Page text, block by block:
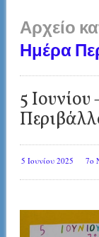
Αρχείο
Ημέρα
5
5 Ιουνίου 2025 7ο